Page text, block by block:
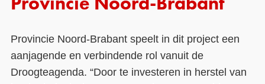
Provincie Noord-Brabant
Provincie Noord-Brabant speelt in dit project een
aanjagende en verbindende rol vanuit de
Droogteagenda. “Door te investeren in herstel van